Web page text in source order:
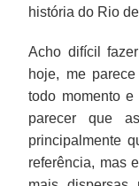
história do Rio
Acho difícil
hoje, me
todo momento
parecer que
principalmente
referência, mas